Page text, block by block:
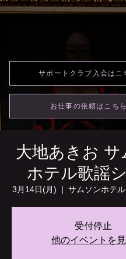
お仕事の依頼はこちら
サポートクラブ入会はこ
大地あきお サ
ホテル歌謡
3月14日(月)
  |
サムソンホテ
受付停止
他のイベントを